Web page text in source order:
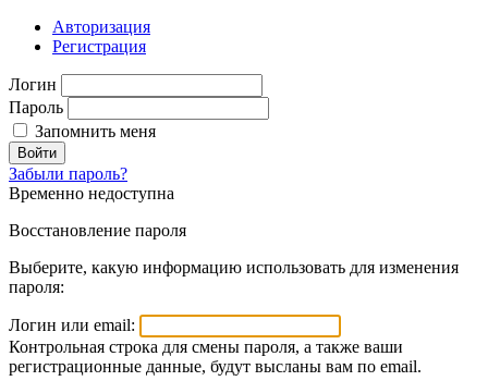
Авторизация
Регистрация
Логин
Пароль
Запомнить меня
Войти
Забыли пароль?
Временно недоступна
Восстановление пароля
Выберите, какую информацию использовать для изменения
пароля:
Логин или email:
Контрольная строка для смены пароля, а также ваши
регистрационные данные, будут высланы вам по email.